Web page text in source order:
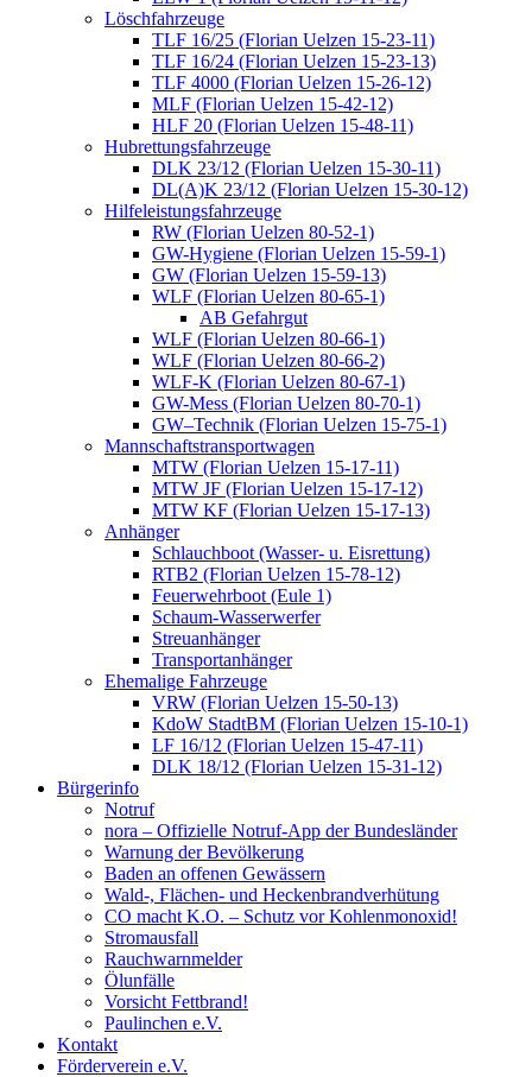
Löschfahrzeuge
TLF 16/25 (Florian Uelzen 15-23-11)
TLF 16/24 (Florian Uelzen 15-23-13)
TLF 4000 (Florian Uelzen 15-26-12)
MLF (Florian Uelzen 15-42-12)
HLF 20 (Florian Uelzen 15-48-11)
Hubrettungsfahrzeuge
DLK 23/12 (Florian Uelzen 15-30-11)
DL(A)K 23/12 (Florian Uelzen 15-30-12)
Hilfeleistungsfahrzeuge
RW (Florian Uelzen 80-52-1)
GW-Hygiene (Florian Uelzen 15-59-1)
GW (Florian Uelzen 15-59-13)
WLF (Florian Uelzen 80-65-1)
AB Gefahrgut
WLF (Florian Uelzen 80-66-1)
WLF (Florian Uelzen 80-66-2)
WLF-K (Florian Uelzen 80-67-1)
GW-Mess (Florian Uelzen 80-70-1)
GW–Technik (Florian Uelzen 15-75-1)
Mannschaftstransportwagen
MTW (Florian Uelzen 15-17-11)
MTW JF (Florian Uelzen 15-17-12)
MTW KF (Florian Uelzen 15-17-13)
Anhänger
Schlauchboot (Wasser- u. Eisrettung)
RTB2 (Florian Uelzen 15-78-12)
Feuerwehrboot (Eule 1)
Schaum-Wasserwerfer
Streuanhänger
Transportanhänger
Ehemalige Fahrzeuge
VRW (Florian Uelzen 15-50-13)
KdoW StadtBM (Florian Uelzen 15-10-1)
LF 16/12 (Florian Uelzen 15-47-11)
DLK 18/12 (Florian Uelzen 15-31-12)
Bürgerinfo
Notruf
nora – Offizielle Notruf-App der Bundesländer
Warnung der Bevölkerung
Baden an offenen Gewässern
Wald-, Flächen- und Heckenbrandverhütung
CO macht K.O. – Schutz vor Kohlenmonoxid!
Stromausfall
Rauchwarnmelder
Ölunfälle
Vorsicht Fettbrand!
Paulinchen e.V.
Kontakt
Förderverein e.V.